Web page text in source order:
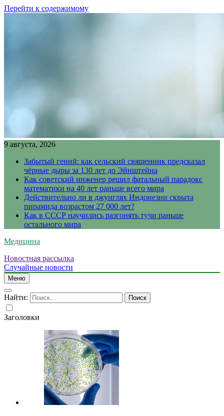
Перейти к содержимому
9 августа, 2026
Забытый гений: как сельский священник предсказал
чёрные дыры за 130 лет до Эйнштейна
Как советский инженер решил фатальный парадокс
математики на 40 лет раньше всего мира
Действительно ли в джунглях Индонезии скрыта
пирамида возрастом 27 000 лет?
Как в СССР научились разгонять тучи раньше
остального мира
Медицина
Новостная рассылка
Случайные новости
Меню
Найти:
Заголовки